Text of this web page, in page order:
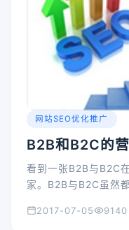
网站SEO优化推广
B2B和B2C的
看到一张B2B与B2C
家。B2B与B2C虽然
2017-07-05
9140